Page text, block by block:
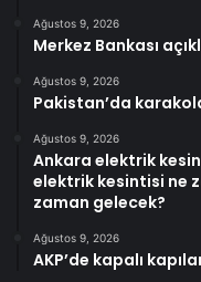
Ağustos 9, 2026
Merkez Bankası
Ağustos 9, 2026
Pakistan’da
Ağustos 9, 2026
Ankara elektrik
elektrik kesintisi ne
zaman gelecek?
Ağustos 9, 2026
AKP’de kapalı